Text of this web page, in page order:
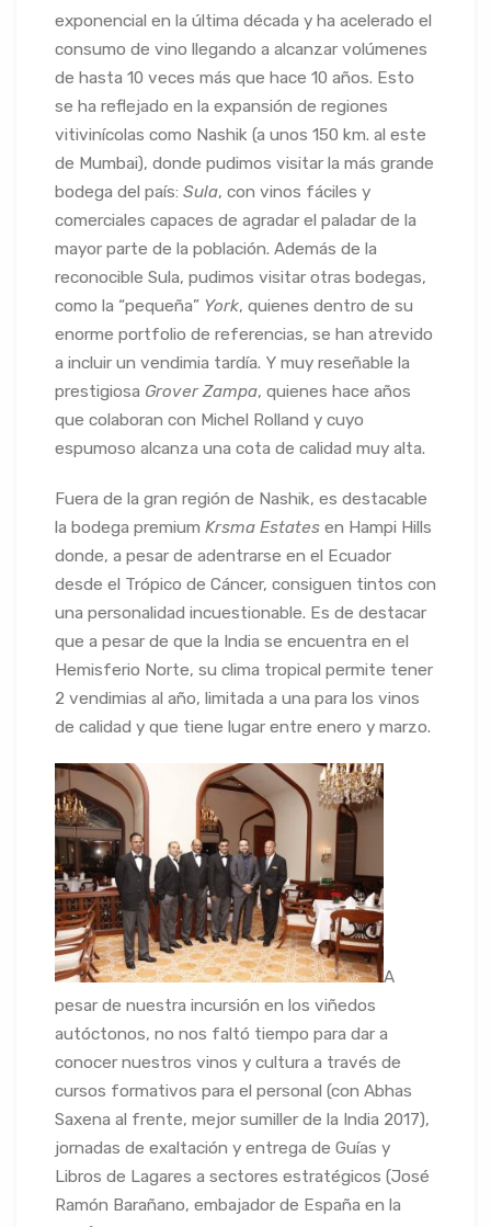
exponencial en la última década y ha acelerado el
consumo de vino llegando a alcanzar volúmenes
de hasta 10 veces más que hace 10 años. Esto
se ha reflejado en la expansión de regiones
vitivinícolas como Nashik (a unos 150 km. al este
de Mumbai), donde pudimos visitar la más grande
bodega del país: Sula, con vinos fáciles y
comerciales capaces de agradar el paladar de la
mayor parte de la población. Además de la
reconocible Sula, pudimos visitar otras bodegas,
como la “pequeña” York, quienes dentro de su
enorme portfolio de referencias, se han atrevido
a incluir un vendimia tardía. Y muy reseñable la
prestigiosa Grover Zampa, quienes hace años
que colaboran con Michel Rolland y cuyo
espumoso alcanza una cota de calidad muy alta.
Fuera de la gran región de Nashik, es destacable
la bodega premium Krsma Estates en Hampi Hills
donde, a pesar de adentrarse en el Ecuador
desde el Trópico de Cáncer, consiguen tintos con
una personalidad incuestionable. Es de destacar
que a pesar de que la India se encuentra en el
Hemisferio Norte, su clima tropical permite tener
2 vendimias al año, limitada a una para los vinos
de calidad y que tiene lugar entre enero y marzo.
A
pesar de nuestra incursión en los viñedos
autóctonos, no nos faltó tiempo para dar a
conocer nuestros vinos y cultura a través de
cursos formativos para el personal (con Abhas
Saxena al frente, mejor sumiller de la India 2017),
jornadas de exaltación y entrega de Guías y
Libros de Lagares a sectores estratégicos (José
Ramón Barañano, embajador de España en la